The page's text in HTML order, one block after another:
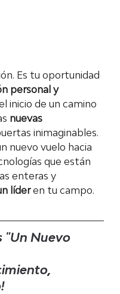
Es tu oportunidad
personal y
inicio de un camino
nuevas
inimaginables.
nuevo vuelo hacia
que están
enteras y
líder en tu campo.
"Un Nuevo